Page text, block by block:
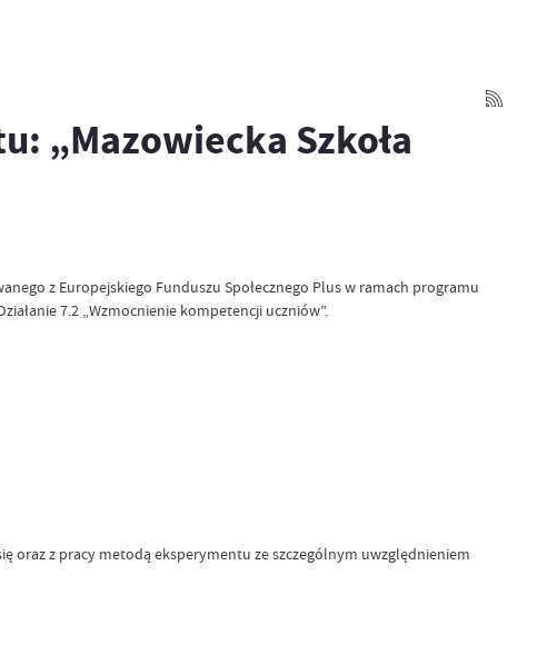
„Mazowiecka Szkoła
z Europejskiego Funduszu Społecznego Plus w ramach programu
7.2 „Wzmocnienie kompetencji uczniów”.
oraz z pracy metodą eksperymentu ze szczególnym uwzględnieniem